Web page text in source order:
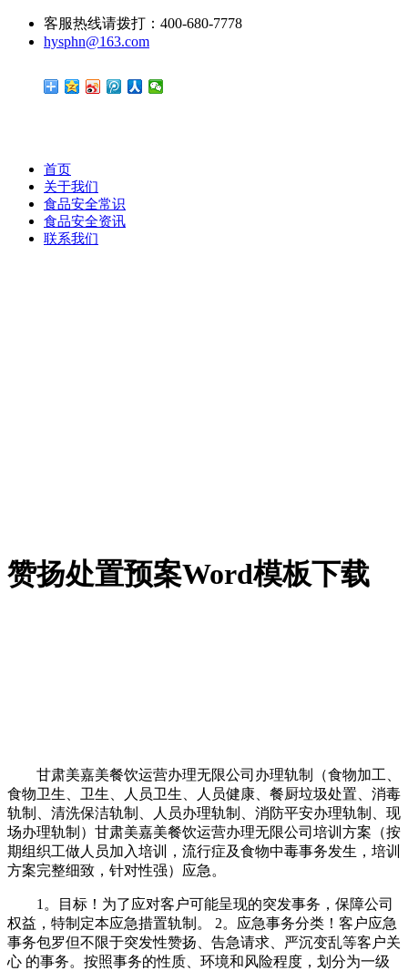
客服热线请拨打：400-680-7778
hysphn@163.com
首页
关于我们
食品安全常识
食品安全资讯
联系我们
赞扬处置预案Word模板下载
甘肃美嘉美餐饮运营办理无限公司办理轨制（食物加工、
食物卫生、卫生、人员卫生、人员健康、餐厨垃圾处置、消毒
轨制、清洗保洁轨制、人员办理轨制、消防平安办理轨制、现
场办理轨制）甘肃美嘉美餐饮运营办理无限公司培训方案（按
期组织工做人员加入培训，流行症及食物中毒事务发生，培训
方案完整细致，针对性强）应急。
1。目标！为了应对客户可能呈现的突发事务，保障公司
权益，特制定本应急措置轨制。 2。应急事务分类！客户应急
事务包罗但不限于突发性赞扬、告急请求、严沉变乱等客户关
心 的事务。按照事务的性质、环境和风险程度，划分为一级